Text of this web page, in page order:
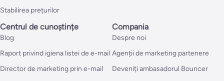
Stabilirea prețurilor
Centrul de cunoștințe
Blog
Raport privind igiena listei de e-mail
Director de marketing prin e-mail
Compania
Despre noi
Agenții de marketing partenere
Deveniți ambasadorul Bouncer